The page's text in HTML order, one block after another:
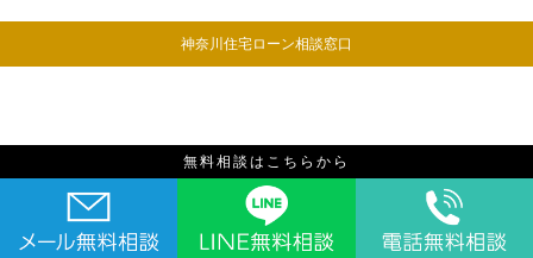
神奈川住宅ローン相談窓口
無料相談はこちらから